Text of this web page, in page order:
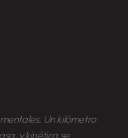
Unkilómetro
ykinética se